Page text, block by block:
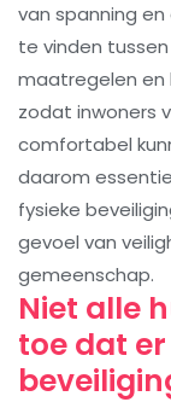
van spanning
te vinden
maatregelen en
zodat inwoners
comfortabel
daarom
fysieke
gevoel van
gemeenschap.
Niet alle
toe dat